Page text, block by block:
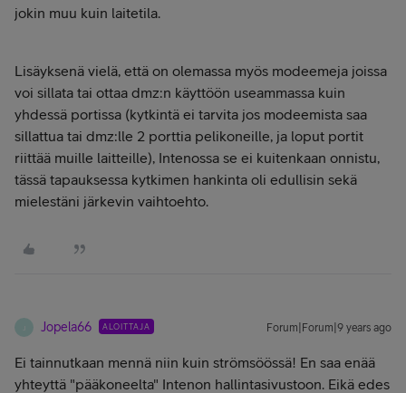
jokin muu kuin laitetila.
Lisäyksenä vielä, että on olemassa myös modeemeja joissa
voi sillata tai ottaa dmz:n käyttöön useammassa kuin
yhdessä portissa (kytkintä ei tarvita jos modeemista saa
sillattua tai dmz:lle 2 porttia pelikoneille, ja loput portit
riittää muille laitteille), Intenossa se ei kuitenkaan onnistu,
tässä tapauksessa kytkimen hankinta oli edullisin sekä
mielestäni järkevin vaihtoehto.
Jopela66 ALOITTAJA Forum|Forum|9 years ago
Ei tainnutkaan mennä niin kuin strömsöössä! En saa enää
yhteyttä "pääkoneelta" Intenon hallintasivustoon. Eikä edes